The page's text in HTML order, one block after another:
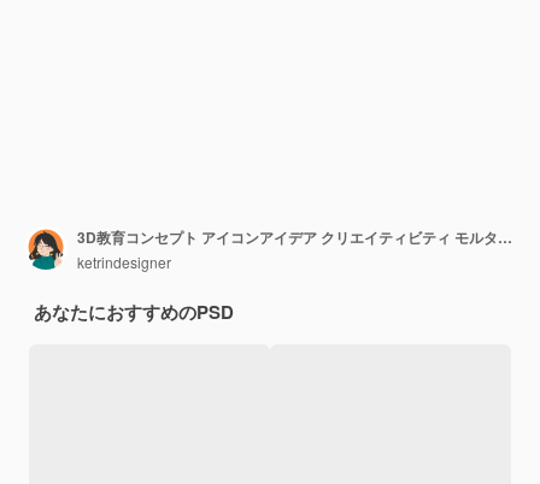
3D教育コンセプト アイコンアイデア クリエイティビティ モルタルボードの電球 学校コンセプト 学校に戻る
ketrindesigner
あなたにおすすめのPSD